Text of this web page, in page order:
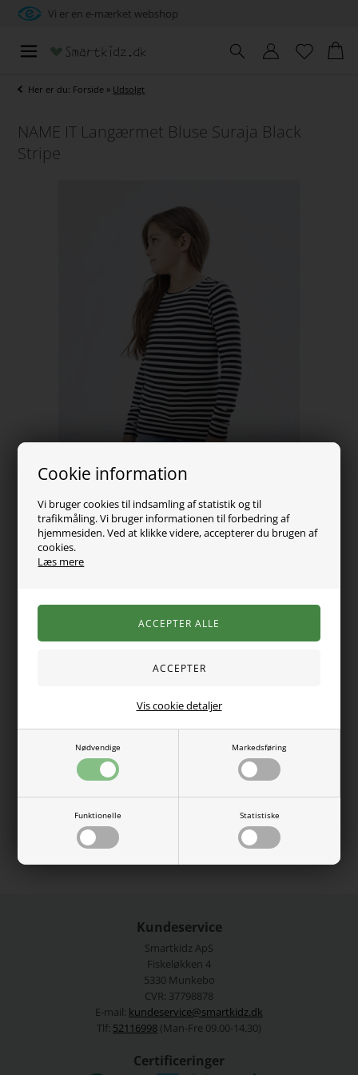
Cookie information
Vi bruger cookies til indsamling af statistik og til
trafikmåling. Vi bruger informationen til forbedring af
hjemmesiden. Ved at klikke videre, accepterer du brugen af
cookies.
Læs mere
Nødvendige Markedsføring
Funktionelle Statistiske
Vis cookie detaljer
Vi er en e-mærket webshop
Her er du: Forside » Udsolgt
NAME IT Langærmet Bluse Suraja Black
Stripe
Vælg Størrelse
Blusen har rund halsåbning og i en lækker elastisk
bomuldskvalitet.
95% bomuld, 5% elastan.
Name It
13221091-4468446new
Kundeservice
Smartkidz ApS
Fiskeløkken 4
5330 Munkebo
CVR: 37798878
E-mail: kundeservice@smartkidz.dk
Tlf: 52116998 (Man-Fre 09.00-14.30)
Certificeringer